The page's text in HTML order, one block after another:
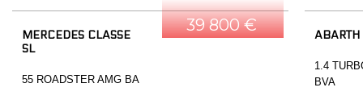
39 800 €
MERCEDES CLASSE
SL
55 ROADSTER AMG BA
1.4
BVA